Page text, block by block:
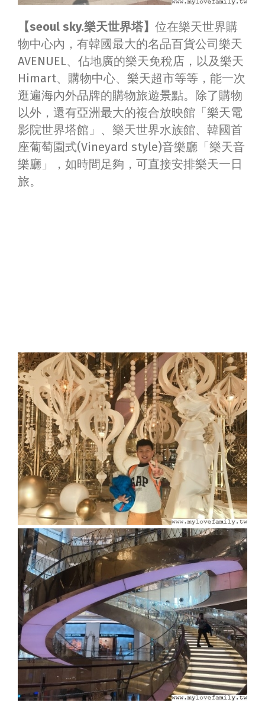
【seoul sky.樂天世界塔】 位在樂天世界購
物中心內，有韓國最大的名品百貨公司樂天
AVENUEL、佔地廣的樂天免稅店，以及樂天
Himart、購物中心、樂天超市等等，能一次
逛遍海內外品牌的購物旅遊景點。除了購物
以外，還有亞洲最大的複合放映館「樂天電
影院世界塔館」、樂天世界水族館、韓國首
座葡萄園式(Vineyard style)音樂廳「樂天音
樂廳」，如時間足夠，可直接安排樂天一日
旅。